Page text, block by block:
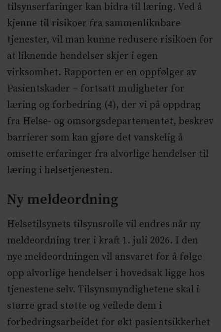
tilsynserfaringer kan bidra til læring. Ved å
kjenne til risikoer fra sammenliknbare
tjenester, vil man kunne redusere risikoen for
at liknende hendelser skjer i egen
virksomhet. Rapporten er en oppfølger av
Pasientskader – fortsatt muligheter for
læring og forbedring (4), der vi på oppdrag
fra Helse- og omsorgsdepartementet, beskrev
barrierer som kan gjøre det vanskelig å
omsette erfaringer fra alvorlige hendelser til
læring i helsetjenesten.
Ny meldeordning
Helsetilsynets tilsynsrolle vil endres når ny
meldeordning trer i kraft 1. juli 2026. I den
nye meldeordningen vil ansvaret for å følge
opp alvorlige hendelser i hovedsak ligge hos
tjenestene selv. Tilsynsmyndighetene skal i
større grad støtte og veilede dem i
forbedringsarbeidet for økt pasientsikkerhet